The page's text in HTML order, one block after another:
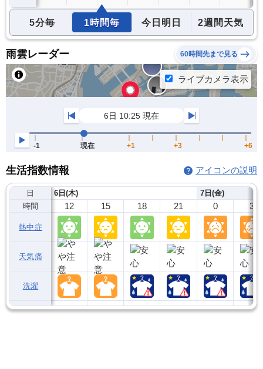
5分毎 1時間毎 今日明日 2週間天気
雨雲レーダー 60時間先まで見る
生活指数情報 アイコンの説明
日
時間
熱中症
天気痛
洗濯
6日(木)
12 15 18 21
7日(金)
0 3